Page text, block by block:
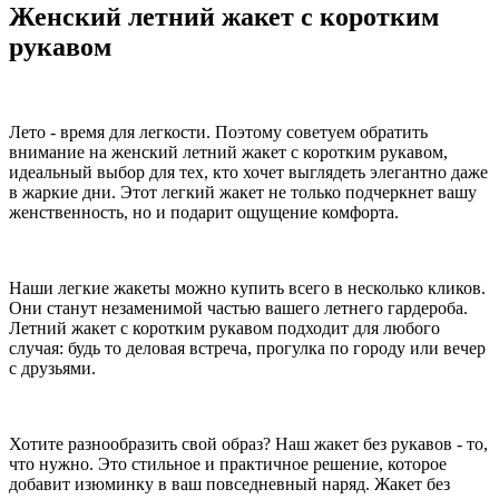
Женский летний жакет с коротким
рукавом
Лето - время для легкости. Поэтому советуем обратить
внимание на женский летний жакет с коротким рукавом,
идеальный выбор для тех, кто хочет выглядеть элегантно даже
в жаркие дни. Этот легкий жакет не только подчеркнет вашу
женственность, но и подарит ощущение комфорта.
Наши легкие жакеты можно купить всего в несколько кликов.
Они станут незаменимой частью вашего летнего гардероба.
Летний жакет с коротким рукавом подходит для любого
случая: будь то деловая встреча, прогулка по городу или вечер
с друзьями.
Хотите разнообразить свой образ? Наш жакет без рукавов - то,
что нужно. Это стильное и практичное решение, которое
добавит изюминку в ваш повседневный наряд. Жакет без